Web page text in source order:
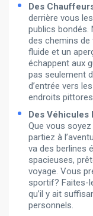
Des
derrière vous
publics
des chemins
fluide et un
échappent aux
pas seulement
d’entrée vers
endroits
Des Véhicules
Que vous
partiez à
va des berlines
spacieuses,
voyage. Vous
sportif? Faites-
qu’il y ait
personnels.